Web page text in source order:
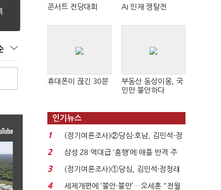
콘서트 전당대회 AI 인재 쟁탈전
휴대폰이 끊긴 30분
부동산 동상이몽, 국
민만 불안하다
인기뉴스
1
(정기여론조사)②당심·호남, 김민석-정
청래 '초접전'...
2
삼성 Z8 역대급 ‘흥행’에 애플 반격 주
목…9월 ‘폴...
3
(정기여론조사)①당심, 김민석·정청래
'초접전'…대통령 ...
4
세제개편에 ‘불안·불만’…오세훈 "전월